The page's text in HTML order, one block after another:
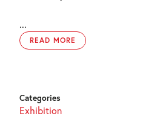
...
READ MORE
Categories
Exhibition